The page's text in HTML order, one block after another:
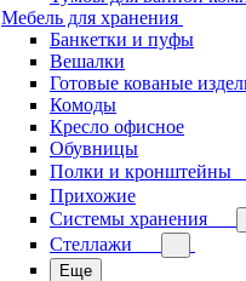
Мебель для хранения
Банкетки и пуфы
Вешалки
Готовые кованые
Комоды
Кресло офисное
Обувницы
Полки и кронштейны
Прихожие
Системы хранения
Стеллажи
Еще